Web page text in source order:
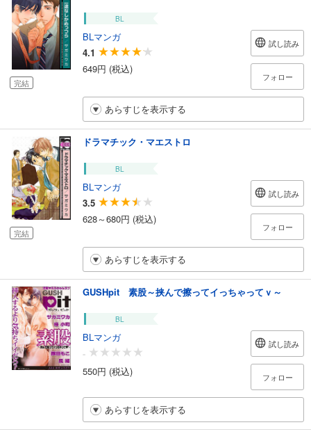
完結
BL
BLマンガ
4.1
649円 (税込)
試し読み
フォロー
あらすじを表示する
完結
ドラマチック・マエストロ
BL
BLマンガ
3.5
628～680円 (税込)
試し読み
フォロー
あらすじを表示する
GUSHpit 素股～挟んで擦ってイっちゃってｖ～
BL
BLマンガ
-
550円 (税込)
試し読み
フォロー
あらすじを表示する